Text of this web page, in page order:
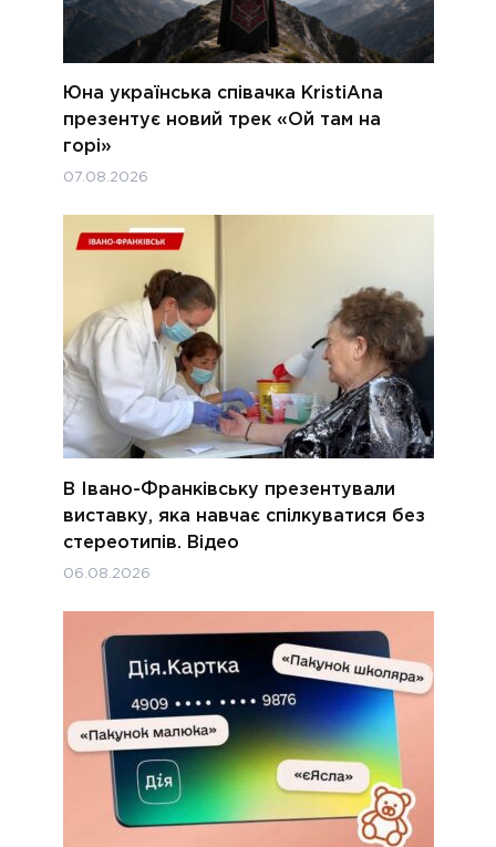
Юна українська співачка KristiAna
презентує новий трек «Ой там на
горі»
07.08.2026
В Івано-Франківську презентували
виставку, яка навчає спілкуватися без
стереотипів. Відео
06.08.2026